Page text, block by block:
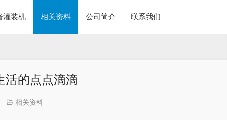
灌装机 相关资料 公司简介 联系我们
活的点点滴滴
相关资料